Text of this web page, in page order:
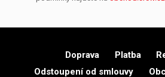
Doprava Platba
Odstoupení od smlouvy